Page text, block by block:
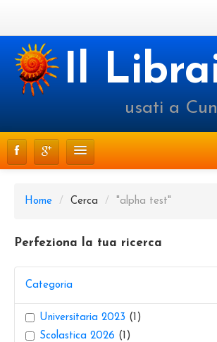
Cookie Policy
Login o registrati
Il
usati a
SPEDIZIONI
CONTATTI
Home / Cerca / "alpha test"
Perfeziona la tua ricerca
Categoria
Universitaria 2023 (1)
Scolastica 2026 (1)